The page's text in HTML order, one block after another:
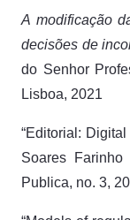
A modificação
decisões de
do Senhor
Lisboa, 2021
“Editorial:
Soares
Publica, no. 3,